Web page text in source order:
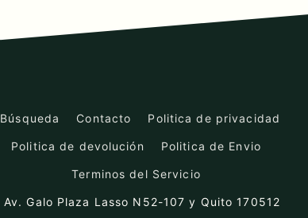
Búsqueda Contacto Politica de privacidad
Politica de devolución Politica de Envio
Terminos del Servicio
Av. Galo Plaza Lasso N52-107 y Quito 170512